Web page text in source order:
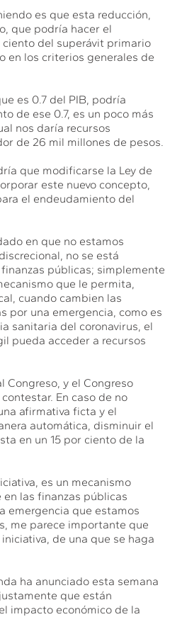
es que esta reducción,
que podría hacer el
ciento del superávit primario
en los criterios generales de
es 0.7 del PIB, podría
de ese 0.7, es un poco más
nos daría recursos
de 26 mil millones de pesos.
que modificarse la Ley de
este nuevo concepto,
el endeudamiento del
en que no estamos
no se está
públicas; simplemente
que le permita,
cuando cambien las
por una emergencia, como es
sanitaria del coronavirus, el
pueda acceder a recursos
Congreso, y el Congreso
En caso de no
afirmativa ficta y el
automática, disminuir el
en un 15 por ciento de la
es un mecanismo
en las finanzas públicas
emergencia que estamos
me parece importante que
de una que se haga
ha anunciado esta semana
que están
impacto económico de la